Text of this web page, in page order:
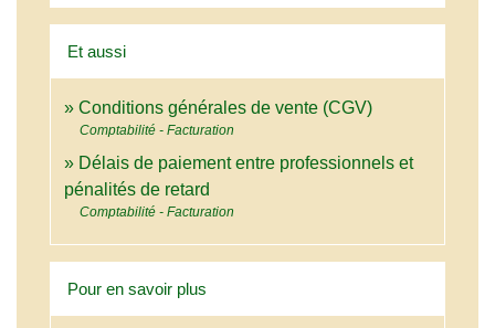
Et aussi
Conditions générales de vente (CGV)
Comptabilité - Facturation
Délais de paiement entre professionnels et
pénalités de retard
Comptabilité - Facturation
Pour en savoir plus